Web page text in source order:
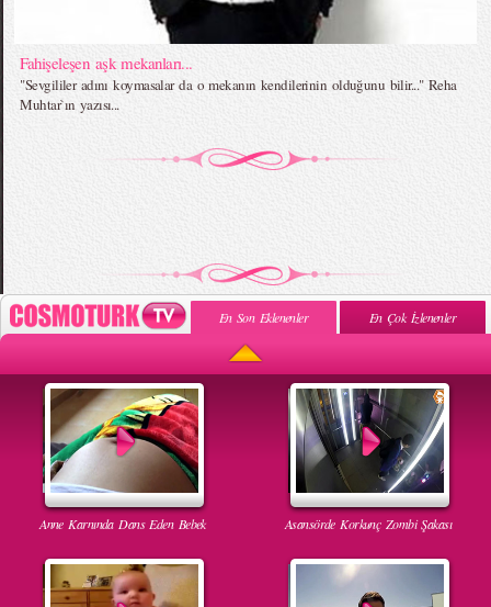
Fahişeleşen aşk mekanları...
"Sevgililer adını koymasalar da o mekanın kendilerinin olduğunu bilir..." Reha
Muhtar`ın yazısı...
En Son Eklenenler En Çok İzlenenler
Anne Karnında Dans Eden Bebek Asansörde Korkunç Zombi Şakası